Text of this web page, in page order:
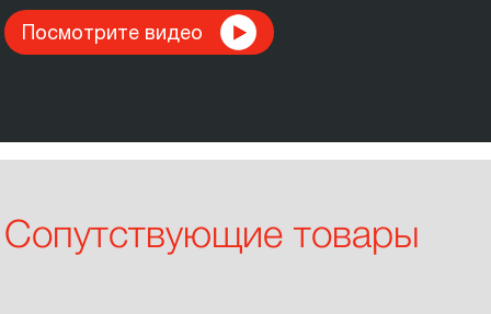
Посмотрите видео
Сопутствующие товары